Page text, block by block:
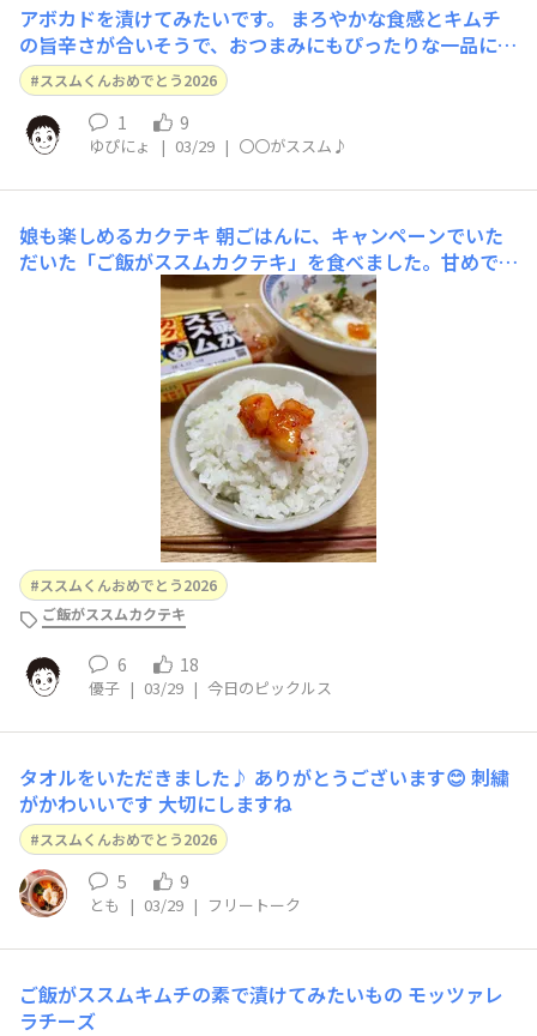
アボカドを漬けてみたいです。 まろやかな食感とキムチ
の旨辛さが合いそうで、おつまみにもぴったりな一品にな
りそうです！
ススムくんおめでとう2026
1 9
ゆぴにょ | 03/29 | 〇〇がススム♪
娘も楽しめるカクテキ 朝ごはんに、キャンペーンでいた
だいた「ご飯がススムカクテキ」を食べました。甘めでに
おいも気にならないので、朝ごはんから食べられます。9
歳娘がキムチを食べられるきっかけになった思い出のカク
テキなんです😊今日も美味しく頂きました。ありがとう
ススムくんおめでとう2026
ご飯がススムカクテキ
6 18
優子 | 03/29 | 今日のピックルス
タオルをいただきました♪ ありがとうございます😊 刺繍
がかわいいです 大切にしますね
ススムくんおめでとう2026
5 9
とも | 03/29 | フリートーク
ご飯がススムキムチの素で漬けてみたいもの モッツァレ
ラチーズ